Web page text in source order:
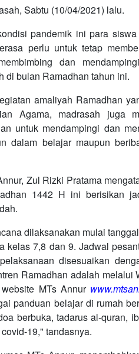
Sabtu (10/04/2021) lalu.
pandemik ini para
perlu untuk tetap
dan
di bulan Ramadhan tahun ini.
amaliyah Ramadhan
Agama, madrasah juga
untuk mendampingi dan
dalam belajar maupun
Zul Rizki Pratama
1442 H ini berisikan
dilaksanakan mulai
7,8 dan 9. Jadwal
disesuaikan
Ramadhan adalah melalui
MTs Annur
panduan belajar di rumah
berbuka, tadarus al-quran,
19," tandasnya.